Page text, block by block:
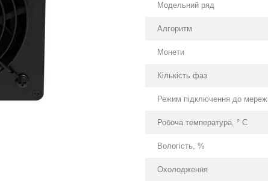
Модельний ряд
Алгоритм
Монети
Кількість фаз
Режим підключення до мережі
Робоча температура, ° С
Вологість, %
Охолодження